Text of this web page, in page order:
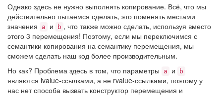
Однако здесь не нужно выполнять копирование. Всё, что мы
действительно пытаемся сделать, это поменять местами
значения
a и b , что также можно сделать, используя вместо
этого 3 перемещения! Поэтому, если мы переключимся с
семантики копирования на семантику перемещения, мы
сможем сделать наш код более производительным.
Но как? Проблема здесь в том, что параметры
a и b
являются lvalue-ссылками, а не rvalue-ссылками, поэтому у
нас нет способа вызвать конструктор перемещения и